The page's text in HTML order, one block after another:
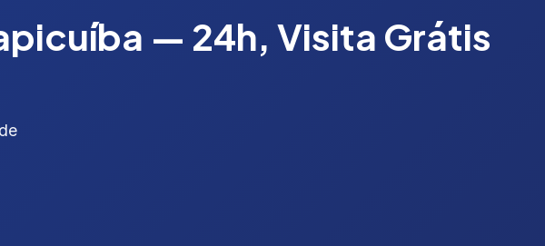
— 24h, Visita Grátis